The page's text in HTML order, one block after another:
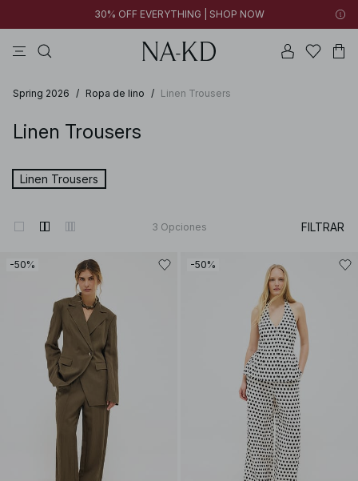
30% OFF EVERYTHING | SHOP NOW
Spring 2026 / Ropa de lino / Linen Trousers
Linen Trousers
Linen Trousers
3 Opciones FILTRAR
-50% -50%